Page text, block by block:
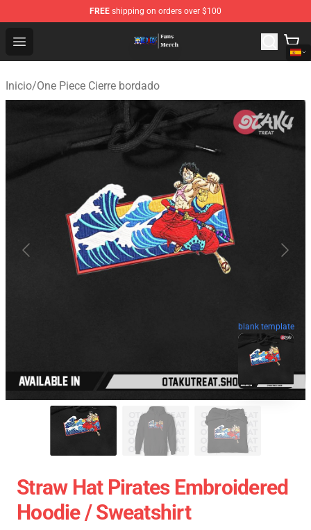
FREE shipping on orders over $100
Open menu
One Piece Store - Official One Piece Merchandise Shop
Inicio/One Piece Cierre bordado
blank template
Straw Hat Pirates Embroidered
Hoodie / Sweatshirt